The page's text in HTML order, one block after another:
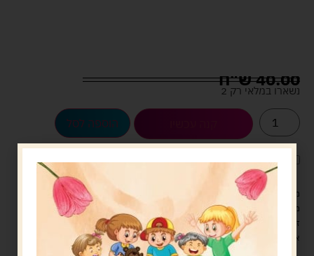
40.00ש"ח
נשארו במלאי רק 2
הוספה לסל
לארוז את המוצר באריזת מתנה5.00 ש"ח ?
מעל 329 ש"ח, משלוח עם שליח עד הבית חינם! – 0 ₪
משלוח עם שליח עד הבית: 29 ש"ח
זמן אספקה: עד 4 ימי עסקים.
איסוף עצמי: מ"ביתר טויס" רחוב בניין דוד 18, ביתר עילית.